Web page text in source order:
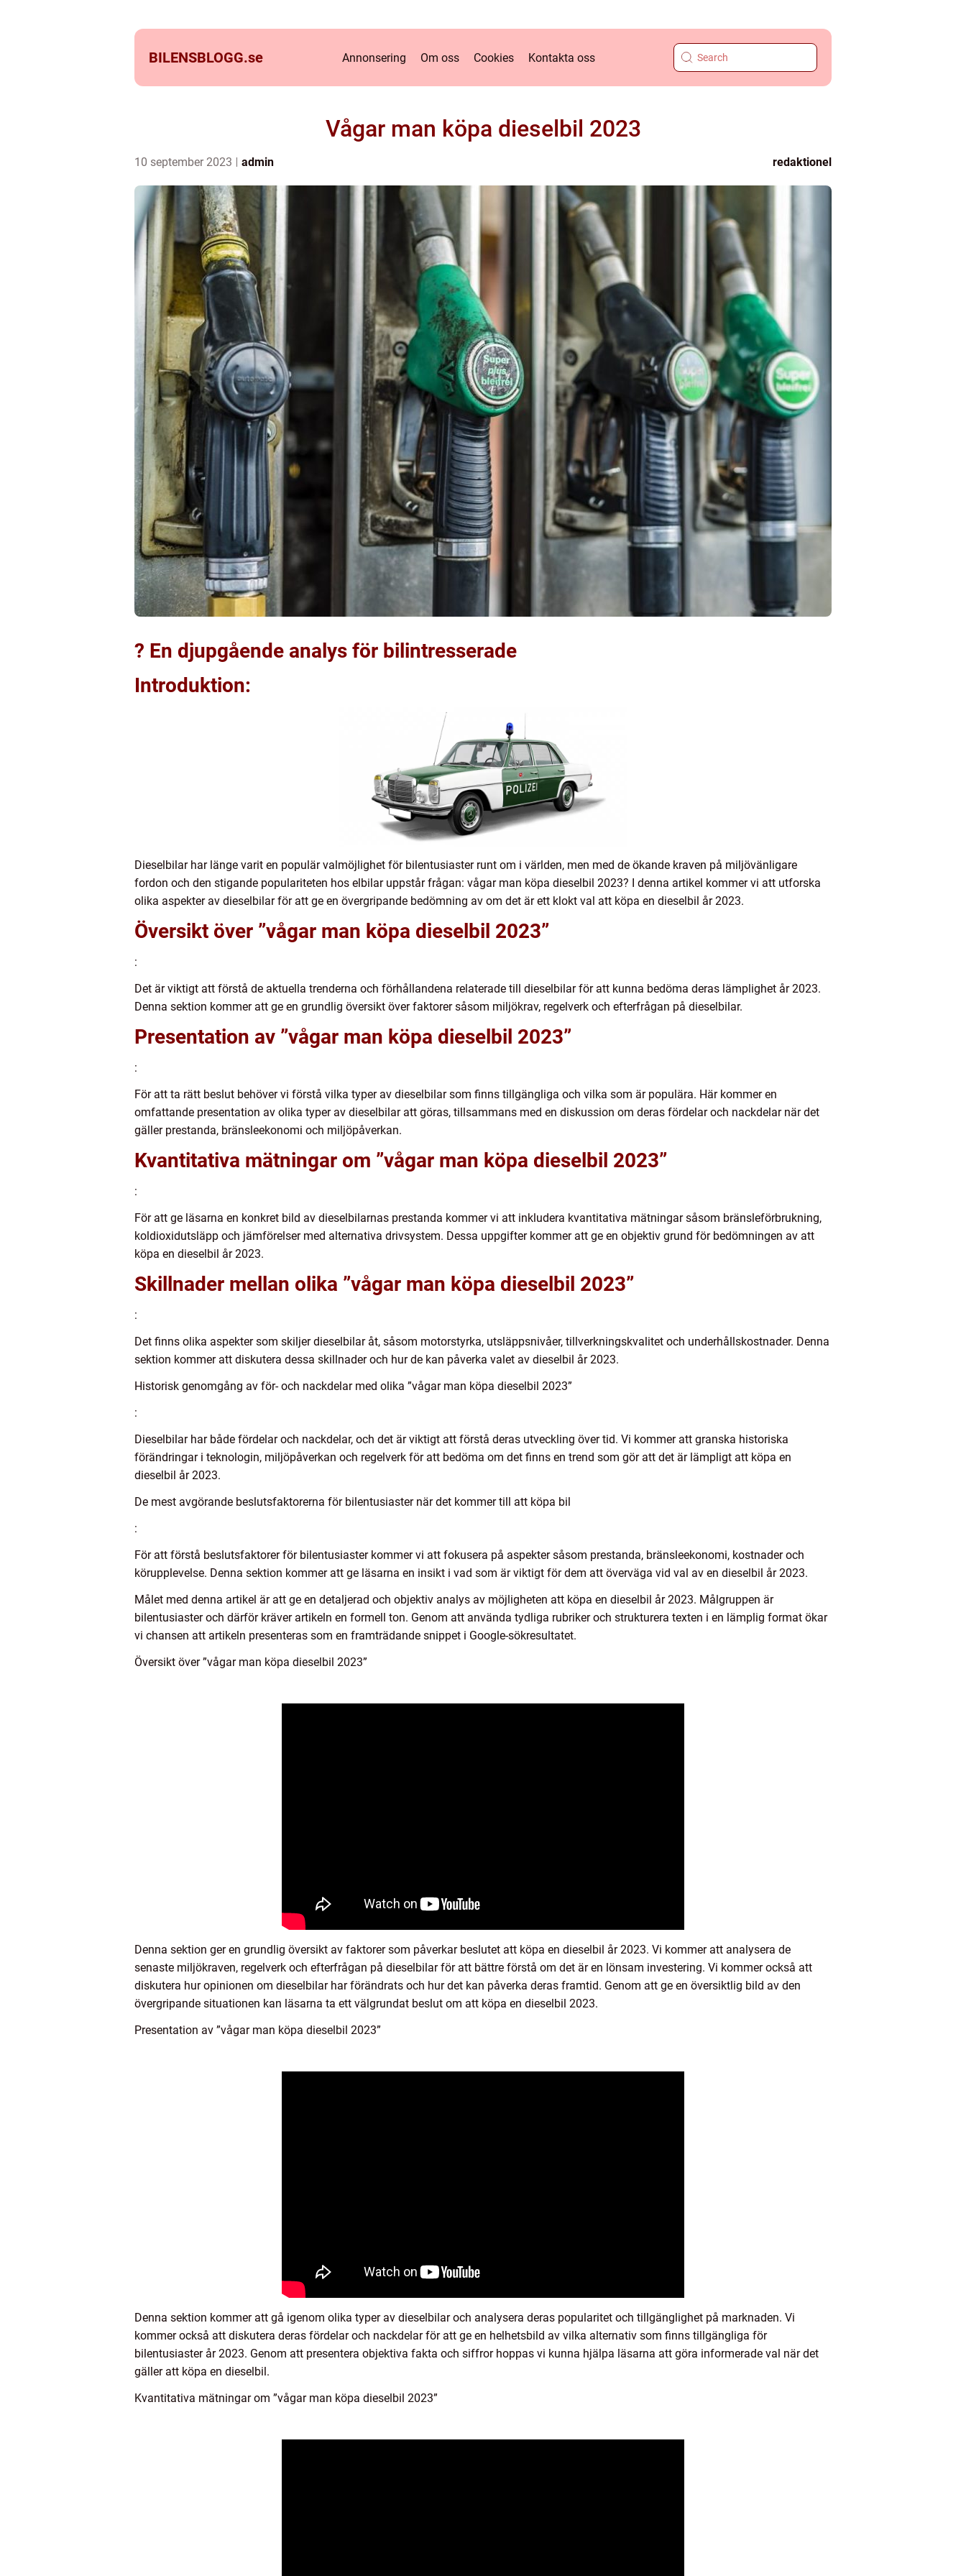
BILENSBLOGG.se Annonsering Om oss Cookies Kontakta oss
Vågar man köpa dieselbil 2023
10 september 2023 admin redaktionel
? En djupgående analys för bilintresserade
Introduktion:
Dieselbilar har länge varit en populär valmöjlighet för bilentusiaster runt om i världen, men med de ökande kraven på miljövänligare
fordon och den stigande populariteten hos elbilar uppstår frågan: vågar man köpa dieselbil 2023? I denna artikel kommer vi att utforska
olika aspekter av dieselbilar för att ge en övergripande bedömning av om det är ett klokt val att köpa en dieselbil år 2023.
Översikt över ”vågar man köpa dieselbil 2023”
:
Det är viktigt att förstå de aktuella trenderna och förhållandena relaterade till dieselbilar för att kunna bedöma deras lämplighet år 2023.
Denna sektion kommer att ge en grundlig översikt över faktorer såsom miljökrav, regelverk och efterfrågan på dieselbilar.
Presentation av ”vågar man köpa dieselbil 2023”
:
För att ta rätt beslut behöver vi förstå vilka typer av dieselbilar som finns tillgängliga och vilka som är populära. Här kommer en
omfattande presentation av olika typer av dieselbilar att göras, tillsammans med en diskussion om deras fördelar och nackdelar när det
gäller prestanda, bränsleekonomi och miljöpåverkan.
Kvantitativa mätningar om ”vågar man köpa dieselbil 2023”
:
För att ge läsarna en konkret bild av dieselbilarnas prestanda kommer vi att inkludera kvantitativa mätningar såsom bränsleförbrukning,
koldioxidutsläpp och jämförelser med alternativa drivsystem. Dessa uppgifter kommer att ge en objektiv grund för bedömningen av att
köpa en dieselbil år 2023.
Skillnader mellan olika ”vågar man köpa dieselbil 2023”
:
Det finns olika aspekter som skiljer dieselbilar åt, såsom motorstyrka, utsläppsnivåer, tillverkningskvalitet och underhållskostnader. Denna
sektion kommer att diskutera dessa skillnader och hur de kan påverka valet av dieselbil år 2023.
Historisk genomgång av för- och nackdelar med olika ”vågar man köpa dieselbil 2023”
:
Dieselbilar har både fördelar och nackdelar, och det är viktigt att förstå deras utveckling över tid. Vi kommer att granska historiska
förändringar i teknologin, miljöpåverkan och regelverk för att bedöma om det finns en trend som gör att det är lämpligt att köpa en
dieselbil år 2023.
De mest avgörande beslutsfaktorerna för bilentusiaster när det kommer till att köpa bil
:
För att förstå beslutsfaktorer för bilentusiaster kommer vi att fokusera på aspekter såsom prestanda, bränsleekonomi, kostnader och
körupplevelse. Denna sektion kommer att ge läsarna en insikt i vad som är viktigt för dem att överväga vid val av en dieselbil år 2023.
Målet med denna artikel är att ge en detaljerad och objektiv analys av möjligheten att köpa en dieselbil år 2023. Målgruppen är
bilentusiaster och därför kräver artikeln en formell ton. Genom att använda tydliga rubriker och strukturera texten i en lämplig format ökar
vi chansen att artikeln presenteras som en framträdande snippet i Google-sökresultatet.
Översikt över ”vågar man köpa dieselbil 2023”
Denna sektion ger en grundlig översikt av faktorer som påverkar beslutet att köpa en dieselbil år 2023. Vi kommer att analysera de
senaste miljökraven, regelverk och efterfrågan på dieselbilar för att bättre förstå om det är en lönsam investering. Vi kommer också att
diskutera hur opinionen om dieselbilar har förändrats och hur det kan påverka deras framtid. Genom att ge en översiktlig bild av den
övergripande situationen kan läsarna ta ett välgrundat beslut om att köpa en dieselbil 2023.
Presentation av ”vågar man köpa dieselbil 2023”
Denna sektion kommer att gå igenom olika typer av dieselbilar och analysera deras popularitet och tillgänglighet på marknaden. Vi
kommer också att diskutera deras fördelar och nackdelar för att ge en helhetsbild av vilka alternativ som finns tillgängliga för
bilentusiaster år 2023. Genom att presentera objektiva fakta och siffror hoppas vi kunna hjälpa läsarna att göra informerade val när det
gäller att köpa en dieselbil.
Kvantitativa mätningar om ”vågar man köpa dieselbil 2023”